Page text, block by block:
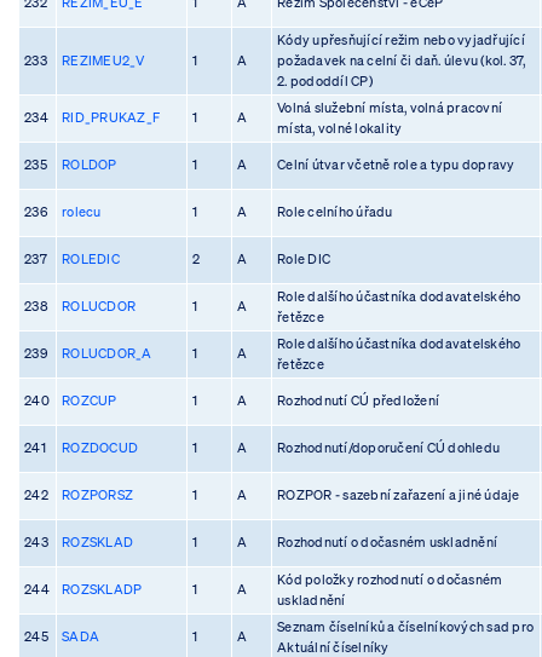
233 REZIMEU2_V 1 A
Kódy upřesňující režim nebo vyjadřující
požadavek na celní či daň. úlevu (kol. 37,
2. pododdíl CP)
234 RID_PRUKAZ_F 1 A
Volná služební místa, volná pracovní
místa, volné lokality
235 ROLDOP 1 A Celní útvar včetně role a typu dopravy
236 rolecu 1 A Role celního úřadu
237 ROLEDIC 2 A Role DIC
238 ROLUCDOR 1 A
Role dalšího účastníka dodavatelského
řetězce
239 ROLUCDOR_A 1 A
Role dalšího účastníka dodavatelského
řetězce
240 ROZCUP 1 A Rozhodnutí CÚ předložení
241 ROZDOCUD 1 A Rozhodnutí/doporučení CÚ dohledu
242 ROZPORSZ 1 A ROZPOR - sazební zařazení a jiné údaje
243 ROZSKLAD 1 A Rozhodnutí o dočasném uskladnění
244 ROZSKLADP 1 A
Kód položky rozhodnutí o dočasném
uskladnění
245 SADA 1 A
Seznam číselníků a číselníkových sad pro
Aktuální číselníky